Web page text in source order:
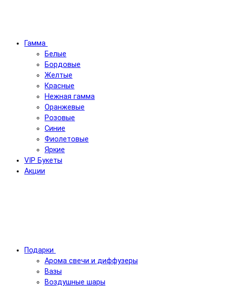
Гамма
Белые
Бордовые
Желтые
Красные
Нежная гамма
Оранжевые
Розовые
Синие
Фиолетовые
Яркие
VIP Букеты
Акции
Подарки
Арома свечи и диффузеры
Вазы
Воздушные шары